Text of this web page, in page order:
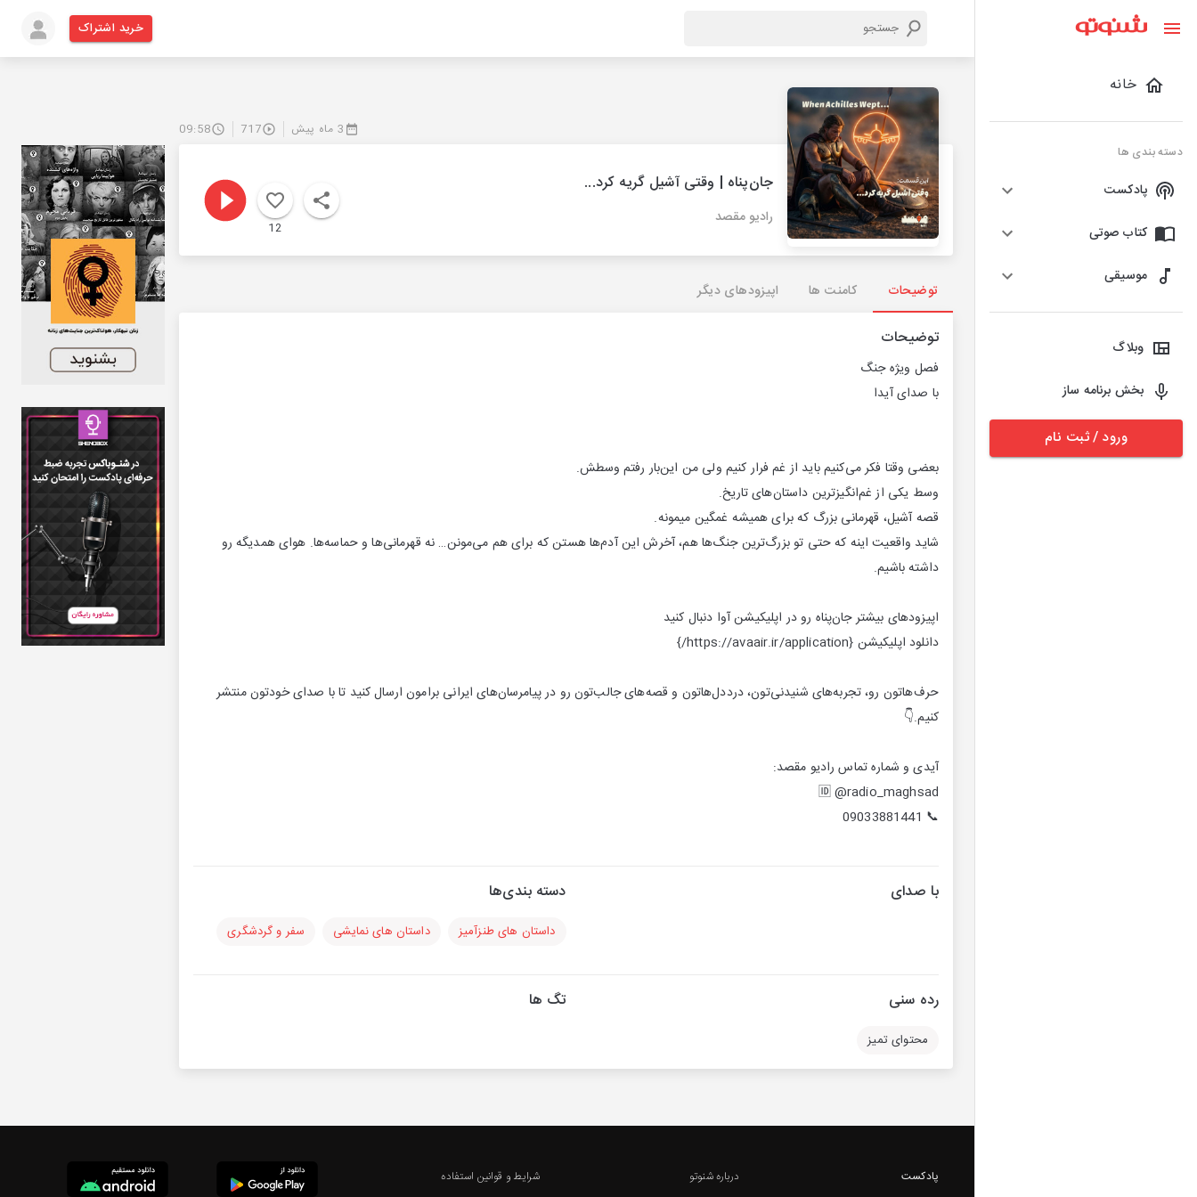
خانه
دسته بندی ها
پادکست
کتاب صوتی
موسیقی
وبلاگ
بخش برنامه ساز
ورود / ثبت نام
خرید اشتراک
3 ماه پیش 717
09:58
جان‌پناه | وقتی آشیل گریه کرد...
رادیو مقصد
12
توضیحات کامنت ها اپیزودهای دیگر
توضیحات
فصل ویژه جنگ
با صدای آیدا
بعضی وقتا فکر می‌کنیم باید از غم فرار کنیم ولی من این‌بار رفتم وسطش.
وسط یکی از غم‌انگیزترین داستان‌های تاریخ.
قصه‌ آشیل، قهرمانی بزرگ که برای همیشه غمگین میمونه.
شاید واقعیت اینه که حتی تو بزرگ‌ترین جنگ‌ها هم، آخرش این آدم‌ها هستن که برای هم می‌مونن… نه قهرمانی‌ها و حماسه‌ها. هوای همدیگه رو
داشته باشیم.
اپیزودهای بیشتر جان‌پناه رو در اپلیکیشن آوا دنبال کنید
دانلود اپلیکیشن {https://avaair.ir/application/}
حرف‌هاتون رو، تجربه‌های شنیدنی‌تون، درددل‌هاتون و قصه‌های جالب‌تون رو در پیامرسان‌های ایرانی برامون ارسال کنید تا با صدای خودتون منتشر
کنیم.👇
آیدی و شماره تماس رادیو مقصد:
🆔 @radio_maghsad
📞 09033881441
با صدای دسته بندی‌ها
داستان های طنزآمیز داستان های نمایشی سفر و گردشگری
رده سنی
محتوای تمیز
تگ ها
پادکست درباره شنوتو شرایط و قوانین استفاده